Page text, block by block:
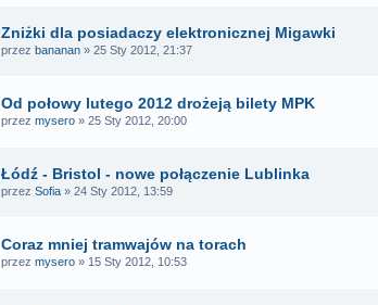
Zniżki dla posiadaczy elektronicznej Migawki
przez bananan » 25 Sty 2012, 21:37
Od połowy lutego 2012 drożeją bilety MPK
przez mysero » 25 Sty 2012, 20:00
Łódź - Bristol - nowe połączenie Lublinka
przez Sofia » 24 Sty 2012, 13:59
Coraz mniej tramwajów na torach
przez mysero » 15 Sty 2012, 10:53